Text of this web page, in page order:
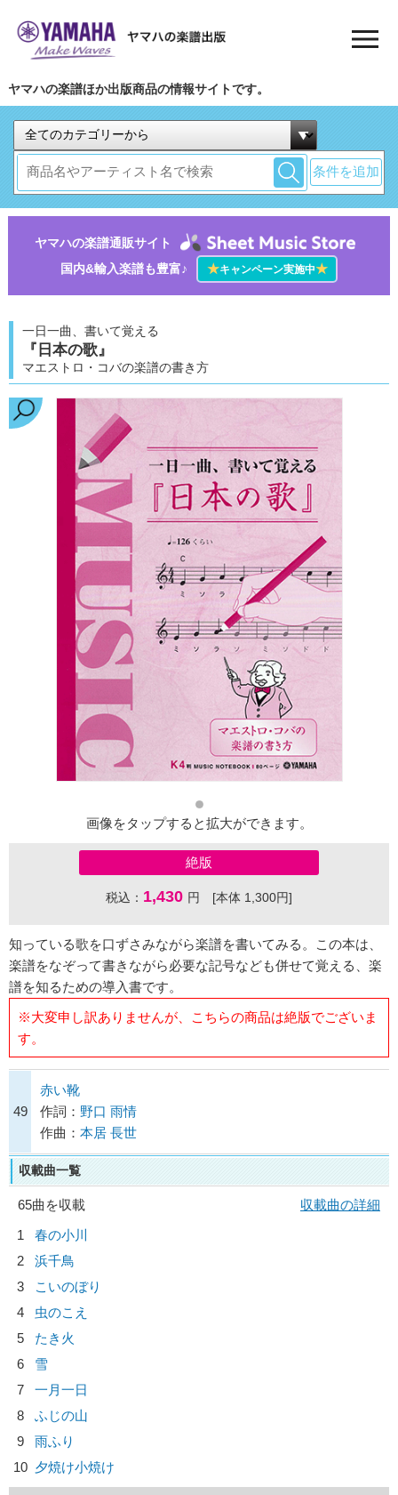
ヤマハの楽譜ほか出版商品の情報サイトです。
条件を追加
ヤマハの楽譜通販サイト
国内&輸入楽譜も豊富♪
★キャンペーン実施中★
一日一曲、書いて覚える
『日本の歌』
マエストロ・コバの楽譜の書き方
画像をタップすると拡大ができます。
絶版
税込： 1,430 円 [本体 1,300円]
知っている歌を口ずさみながら楽譜を書いてみる。この本は、
楽譜をなぞって書きながら必要な記号なども併せて覚える、楽
譜を知るための導入書です。
※大変申し訳ありませんが、こちらの商品は絶版でございま
す。
49
赤い靴
作詞： 野口 雨情
作曲： 本居 長世
収載曲一覧
65曲を収載
収載曲の詳細
1
春の小川
2
浜千鳥
3
こいのぼり
4
虫のこえ
5
たき火
6
雪
7
一月一日
8
ふじの山
9
雨ふり
10 夕焼け小焼け